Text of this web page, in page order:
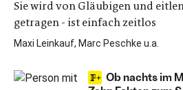
Sie wird von Gläubigen und
getragen - ist einfach zeitlos
Maxi Leinkauf, Marc Peschke u.a.
Ob nachts im